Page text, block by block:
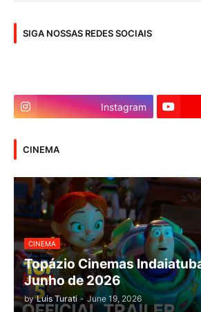
SIGA NOSSAS REDES SOCIAIS
Instagram
CINEMA
CINEMA
Topázio Cinemas
Junho de 2026
by Luis Turati - June 19, 2026